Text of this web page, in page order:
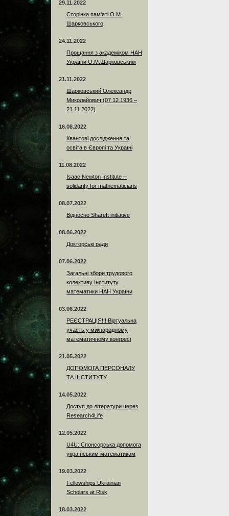
29.11.2022
Сторінка пам'яті О.М.
Шарковського
24.11.2022
Прощання з академіком НАН
України О.М.Шарковським
21.11.2022
Шарковський Олександр
Миколайович (07.12.1936 –
21.11.2022)
16.08.2022
Квантові дослідження та
освіта в Європі та Україні
11.08.2022
Isaac Newton Institute --
solidarity for mathematicians
08.07.2022
Відносно ShareIt initiative
08.06.2022
Докторські ради
07.06.2022
Загальні збори трудового
колективу Інституту
математики НАН України
03.06.2022
РЕЄСТРАЦІЯ!!! Віртуальна
участь у міжнародному
математичному конгресі
21.05.2022
ДОПОМОГА ПЕРСОНАЛУ
ТА ІНСТИТУТУ
14.05.2022
Доступ до літератури через
Research4Life
12.05.2022
U4U: Спонсорська допомога
українським математикам
19.03.2022
Fellowships Ukrainian
Scholars at Risk
18.03.2022